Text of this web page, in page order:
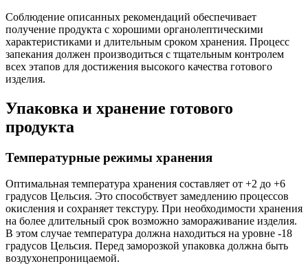
Соблюдение описанных рекомендаций обеспечивает
получение продукта с хорошими органолептическими
характеристиками и длительным сроком хранения. Процесс
запекания должен производиться с тщательным контролем
всех этапов для достижения высокого качества готового
изделия.
Упаковка и хранение готового
продукта
Температурные режимы хранения
Оптимальная температура хранения составляет от +2 до +6
градусов Цельсия. Это способствует замедлению процессов
окисления и сохраняет текстуру. При необходимости хранения
на более длительный срок возможно замораживание изделия.
В этом случае температура должна находиться на уровне -18
градусов Цельсия. Перед заморозкой упаковка должна быть
воздухонепроницаемой.